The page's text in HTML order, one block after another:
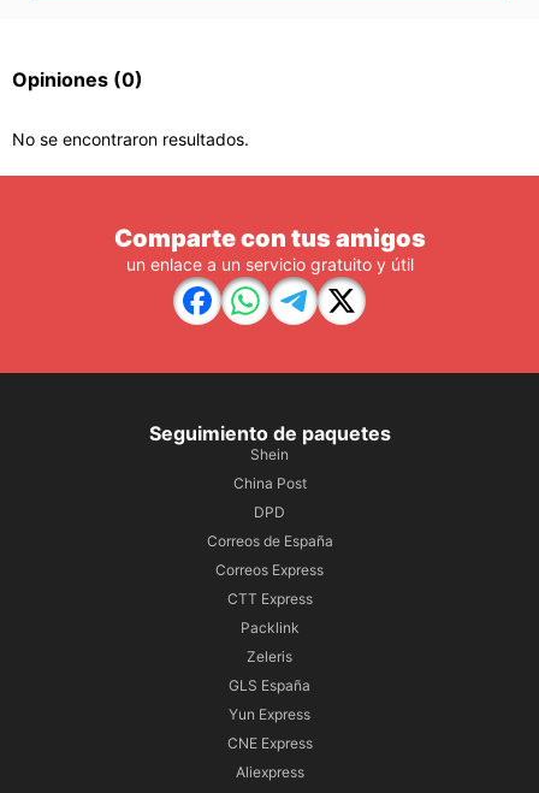
Opiniones (0)
No se encontraron resultados.
Comparte con tus amigos
un enlace a un servicio gratuito y útil
Seguimiento de paquetes
Shein
China Post
DPD
Correos de España
Correos Express
CTT Express
Packlink
Zeleris
GLS España
Yun Express
CNE Express
Aliexpress